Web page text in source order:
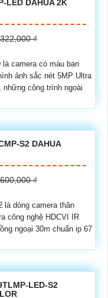
LED DAHUA 2K
₫
là camera có màu ban
ảnh sắc nét 5MP Ultra
công trình ngoài
S2 DAHUA
₫
là dòng camera thân
công nghệ HDCVI IR
ngoại 30m chuẩn ip 67
LED-S2